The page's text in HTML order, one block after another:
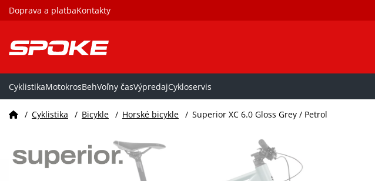
Doprava a platbaKontakty
CyklistikaMotokrosBehVoľny časVýpredajCykloservis
/ Cyklistika / Bicykle / Horské bicykle / Superior XC 6.0 Gloss Grey / Petrol